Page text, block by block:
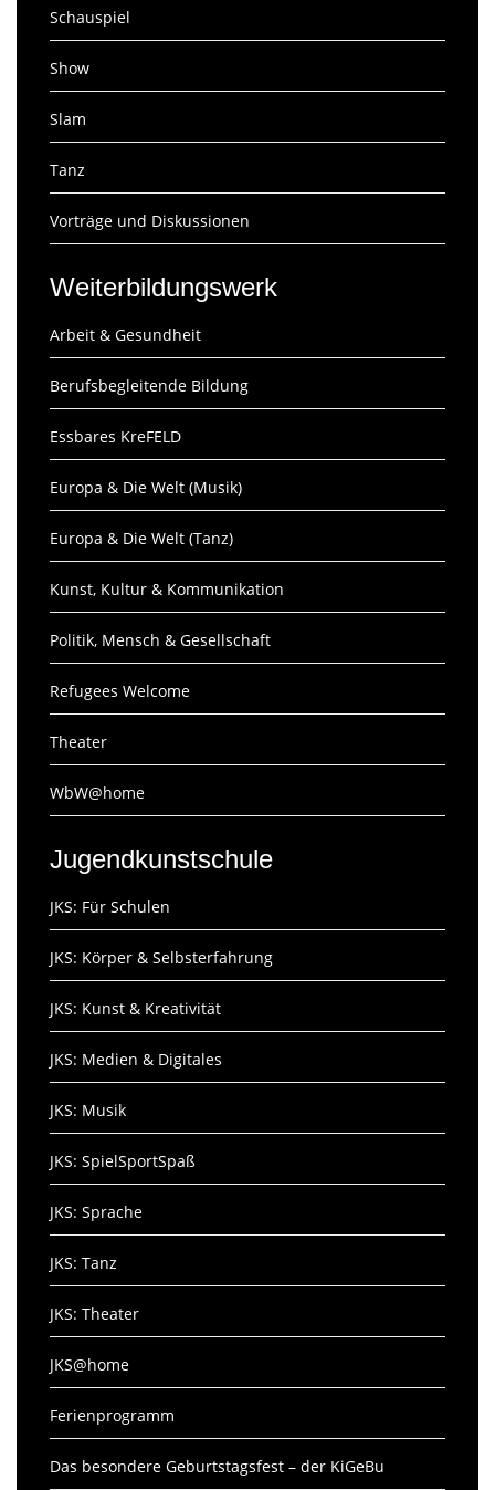
Schauspiel
Show
Slam
Tanz
Vorträge und Diskussionen
Weiterbildungswerk
Arbeit & Gesundheit
Berufsbegleitende Bildung
Essbares KreFELD
Europa & Die Welt (Musik)
Europa & Die Welt (Tanz)
Kunst, Kultur & Kommunikation
Politik, Mensch & Gesellschaft
Refugees Welcome
Theater
WbW@home
Jugendkunstschule
JKS: Für Schulen
JKS: Körper & Selbsterfahrung
JKS: Kunst & Kreativität
JKS: Medien & Digitales
JKS: Musik
JKS: SpielSportSpaß
JKS: Sprache
JKS: Tanz
JKS: Theater
JKS@home
Ferienprogramm
Das besondere Geburtstagsfest – der KiGeBu